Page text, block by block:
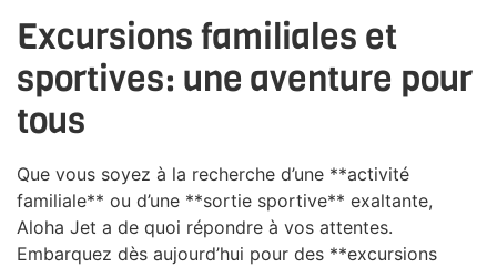
Excursions familiales et
sportives: une aventure pour
tous
Que vous soyez à la recherche d’une **activité
familiale** ou d’une **sortie sportive** exaltante,
Aloha Jet a de quoi répondre à vos attentes.
Embarquez dès aujourd’hui pour des **excursions